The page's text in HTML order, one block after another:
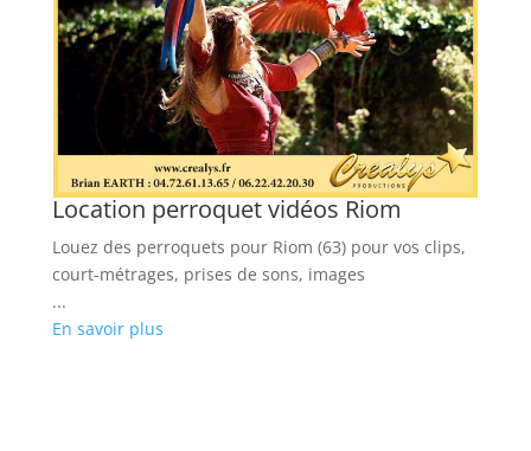
Location perroquet vidéos Riom
Louez des perroquets pour Riom (63) pour vos clips,
court-métrages, prises de sons, images
...
En savoir plus